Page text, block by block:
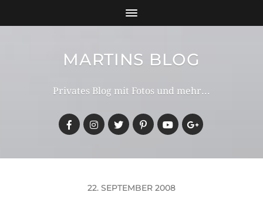
MARTINS BLOG
Privates Blog mit Fotos und mehr...
22. SEPTEMBER 2008